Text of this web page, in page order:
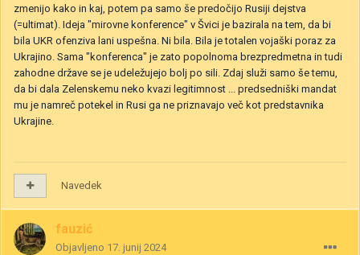
zmenijo kako in kaj, potem pa samo še predočijo Rusiji dejstva
(=ultimat). Ideja "mirovne konference" v Švici je bazirala na tem, da bi
bila UKR ofenziva lani uspešna. Ni bila. Bila je totalen vojaški poraz za
Ukrajino. Sama "konferenca" je zato popolnoma brezpredmetna in tudi
zahodne države se je udeležujejo bolj po sili. Zdaj služi samo še temu,
da bi dala Zelenskemu neko kvazi legitimnost ... predsedniški mandat
mu je namreč potekel in Rusi ga ne priznavajo več kot predstavnika
Ukrajine.
Navedek
fauzić
Objavljeno 17. junij 2024